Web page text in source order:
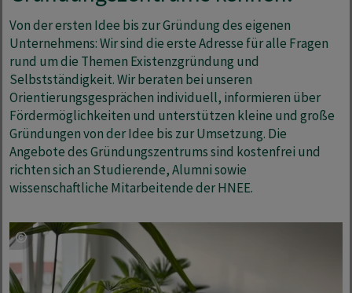
Von der ersten Idee bis zur Gründung des eigenen
Unternehmens: Wir sind die erste Adresse für alle Fragen
rund um die Themen Existenzgründung und
Selbstständigkeit. Wir beraten bei unseren
Orientierungsgesprächen individuell, informieren über
Fördermöglichkeiten und unterstützen kleine und große
Gründungen von der Idee bis zur Umsetzung. Die
Angebote des Gründungszentrums sind kostenfrei und
richten sich an Studierende, Alumni sowie
wissenschaftliche Mitarbeitende der HNEE.